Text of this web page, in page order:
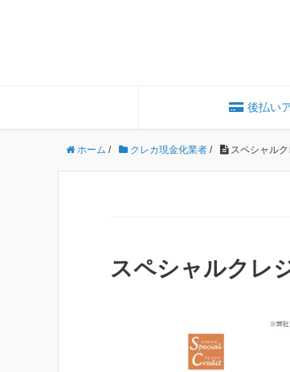
後払い
ホーム / クレカ現金化業者 / スペシャルク
スペシャルクレ